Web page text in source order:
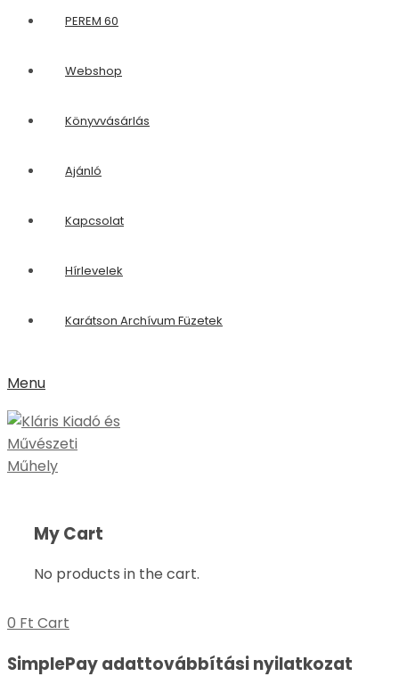
PEREM 60
Webshop
Könyvvásárlás
Ajánló
Kapcsolat
Hírlevelek
Karátson Archívum Füzetek
Menu
My Cart
No products in the cart.
0 Ft Cart
SimplePay adattovábbítási nyilatkozat